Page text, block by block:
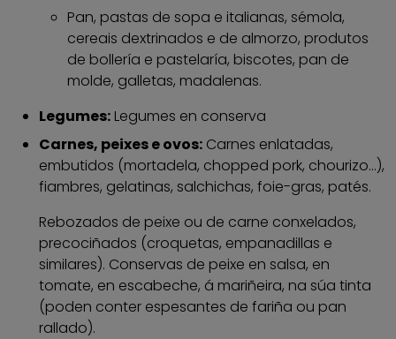
Pan, pastas de sopa e italianas, sémola,
cereais dextrinados e de almorzo, produtos
de bollería e pastelaría, biscotes, pan de
molde, galletas, madalenas.
Legumes: Legumes en conserva
Carnes, peixes e ovos: Carnes enlatadas,
embutidos (mortadela, chopped pork, chourizo...),
fiambres, gelatinas, salchichas, foie-gras, patés.
Rebozados de peixe ou de carne conxelados,
precociñados (croquetas, empanadillas e
similares). Conservas de peixe en salsa, en
tomate, en escabeche, á mariñeira, na súa tinta
(poden conter espesantes de fariña ou pan
rallado).